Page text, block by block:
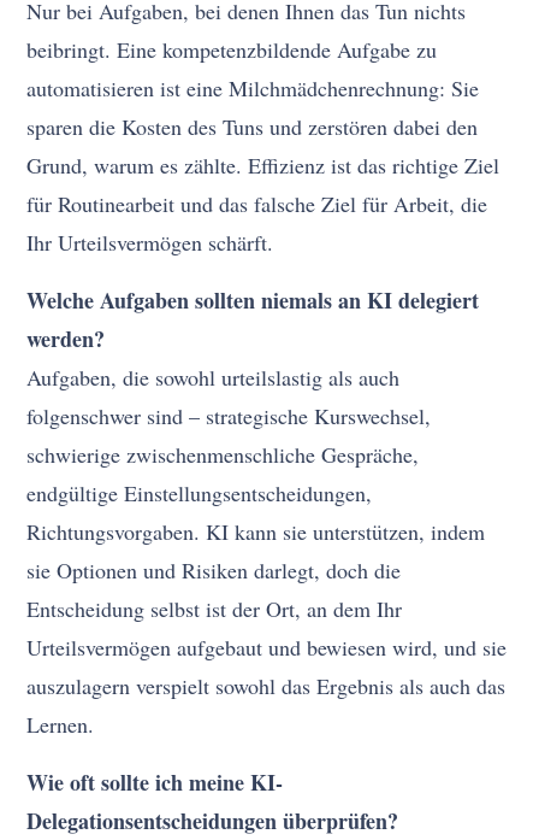
Nur bei Aufgaben, bei denen Ihnen das Tun nichts
beibringt. Eine kompetenzbildende Aufgabe zu
automatisieren ist eine Milchmädchenrechnung: Sie
sparen die Kosten des Tuns und zerstören dabei den
Grund, warum es zählte. Effizienz ist das richtige Ziel
für Routinearbeit und das falsche Ziel für Arbeit, die
Ihr Urteilsvermögen schärft.
Welche Aufgaben sollten niemals an KI delegiert
werden?
Aufgaben, die sowohl urteilslastig als auch
folgenschwer sind – strategische Kurswechsel,
schwierige zwischenmenschliche Gespräche,
endgültige Einstellungsentscheidungen,
Richtungsvorgaben. KI kann sie unterstützen, indem
sie Optionen und Risiken darlegt, doch die
Entscheidung selbst ist der Ort, an dem Ihr
Urteilsvermögen aufgebaut und bewiesen wird, und sie
auszulagern verspielt sowohl das Ergebnis als auch das
Lernen.
Wie oft sollte ich meine KI-
Delegationsentscheidungen überprüfen?